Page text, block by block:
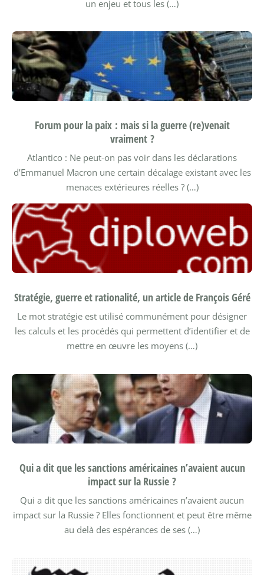
un enjeu et tous les (…)
Forum pour la paix : mais si la guerre (re)venait
vraiment ?
Atlantico : Ne peut-on pas voir dans les déclarations
d’Emmanuel Macron une certain décalage existant avec les
menaces extérieures réelles ? (…)
Stratégie, guerre et rationalité, un article de François Géré
Le mot stratégie est utilisé communément pour désigner
les calculs et les procédés qui permettent d’identifier et de
mettre en œuvre les moyens (…)
Qui a dit que les sanctions américaines n’avaient aucun
impact sur la Russie ?
Qui a dit que les sanctions américaines n’avaient aucun
impact sur la Russie ? Elles fonctionnent et peut être même
au delà des espérances de ses (…)